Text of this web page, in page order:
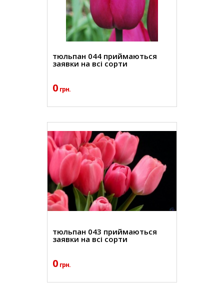
тюльпан 044 приймаються
заявки на всі сорти
0 грн.
тюльпан 043 приймаються
заявки на всі сорти
0 грн.